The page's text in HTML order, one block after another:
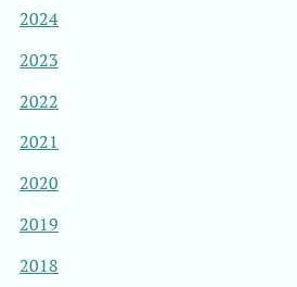
2024
2023
2022
2021
2020
2019
2018